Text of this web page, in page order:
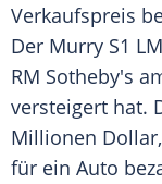
Verkaufspreis
Der Murry S1
RM Sotheby's
versteigert hat.
Millionen
für ein Auto